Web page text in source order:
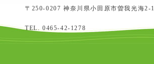
〒250-0207 神奈川県小田原市曽我光海2-1
TEL. 0465-42-1278